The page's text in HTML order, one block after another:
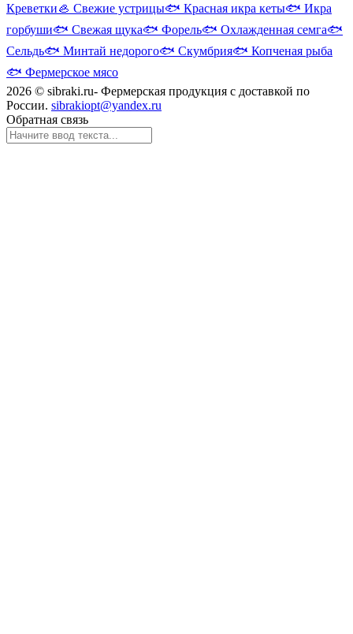
Креветки🦪 Свежие устрицы🐟 Красная икра кеты🐟 Икра
горбуши🐟 Свежая щука🐟 Форель🐟 Охлажденная семга🐟
Сельдь🐟 Минтай недорого🐟 Скумбрия🐟 Копченая рыба
🐟 Фермерское мясо
2026 © sibraki.ru- Фермерская продукция с доставкой по
России. sibrakiopt@yandex.ru
Обратная связь